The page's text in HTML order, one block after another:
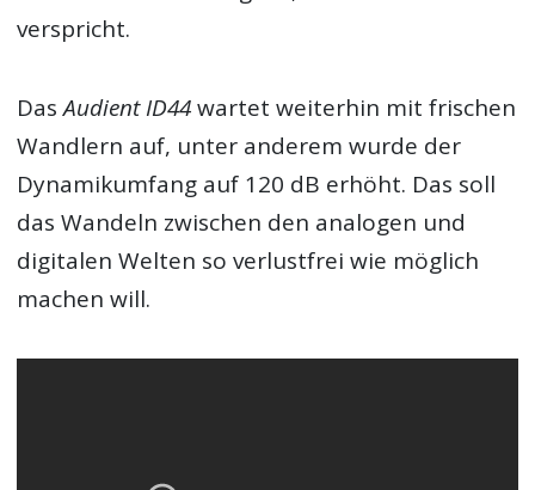
verspricht.
DasAudient ID44wartet weiterhin mit frischen
Wandlern auf, unter anderem wurde der
Dynamikumfang auf 120 dB erhöht. Das soll
das Wandeln zwischen den analogen und
digitalen Welten so verlustfrei wie möglich
machen will.